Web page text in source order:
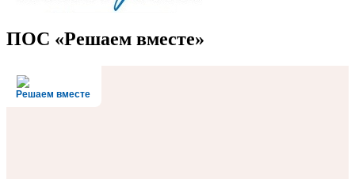
ПОС «Решаем вместе»
Решаем вместе